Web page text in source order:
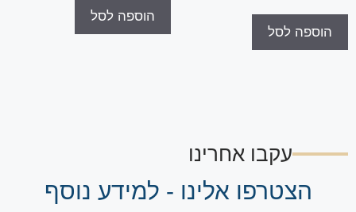
הוספה לסל
הוספה לסל
עקבו אחרינו
הצטרפו אלינו - למידע נוסף